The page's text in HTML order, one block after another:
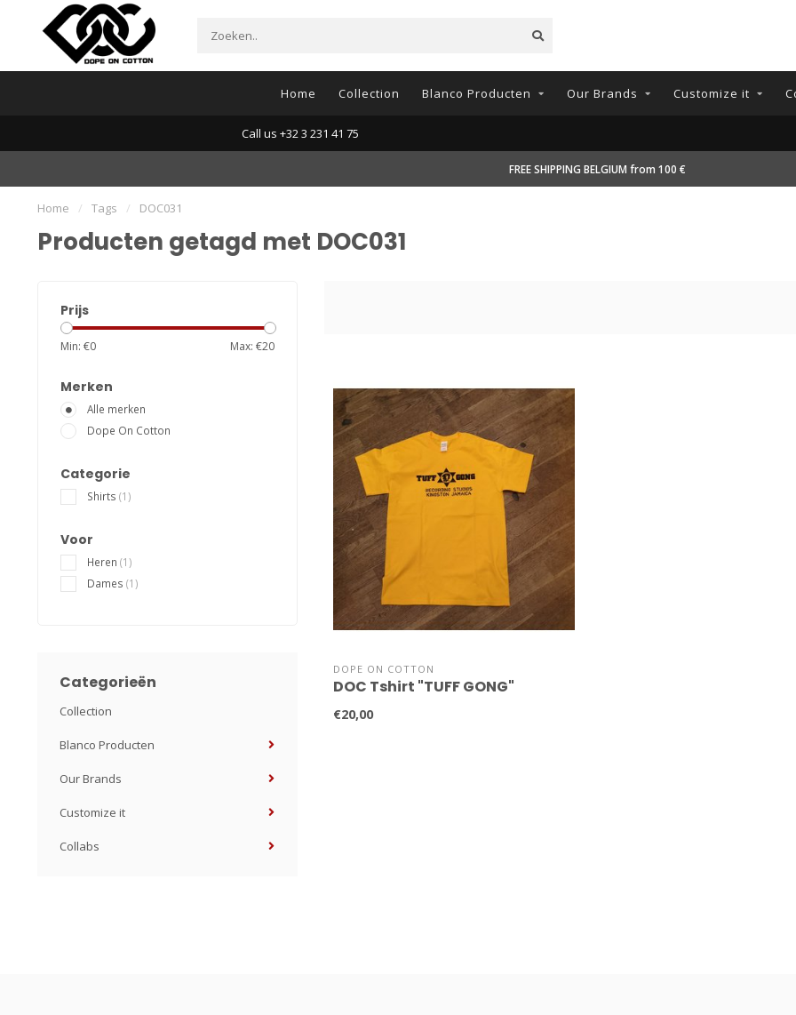
Home Collection Blanco Producten Our Brands Customize it
Call us +32 3 231 41 75
FREE SHIPPING BELGIUM from 100 €
Home / Tags / DOC031
Producten getagd met DOC031
Prijs
Min: €0 Max: €20
Merken
Alle merken
Dope On Cotton
Categorie
Shirts (1)
Voor
Heren (1)
Dames (1)
Categorieën
Collection
Blanco Producten
Our Brands
Customize it
Collabs
DOPE ON COTTON
DOC Tshirt "TUFF GONG"
€20,00